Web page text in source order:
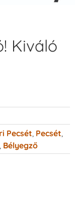
Kiváló
Pecsét Pecsét
Bélyegző